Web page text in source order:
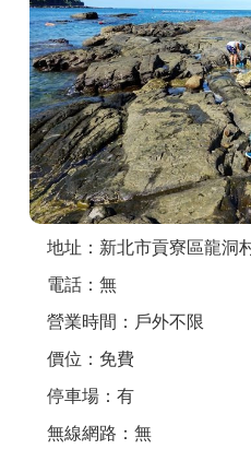
討論區
聯絡我們
APP下載
地址：新北市貢寮區龍洞
電話：無
營業時間：戶外不限
價位：免費
停車場：有
無線網路：無